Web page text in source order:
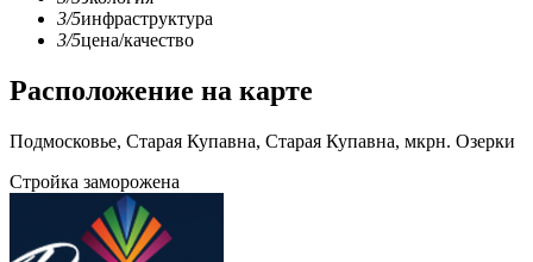
3/5инфраструктура
3/5цена/качество
Расположение на карте
Подмосковье, Старая Купавна, Старая Купавна, мкрн. Озерки
Стройка заморожена